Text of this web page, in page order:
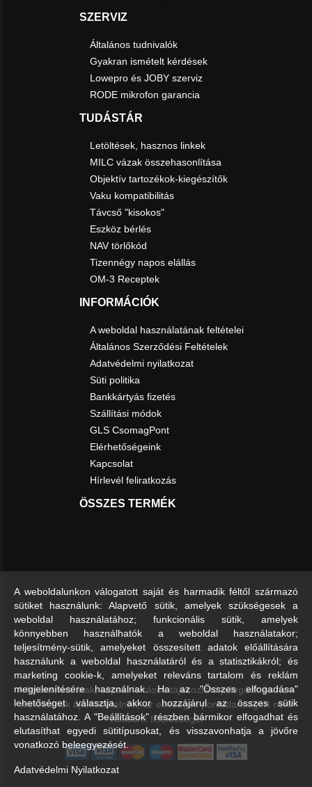
SZERVIZ
Általános tudnivalók
Gyakran ismételt kérdések
Lowepro és JOBY szerviz
RODE mikrofon garancia
TUDÁSTÁR
Letöltések, hasznos linkek
MILC vázak összehasonlítása
Objektív tartozékok-kiegészítők
Vaku kompatibilitás
Távcső "kisokos"
Eszköz bérlés
NAV törlőkód
Tizennégy napos elállás
OM-3 Receptek
INFORMÁCIÓK
A weboldal használatának feltételei
Általános Szerződési Feltételek
Adatvédelmi nyilatkozat
Süti politika
Bankkártyás fizetés
Szállítási módok
GLS CsomagPont
Elérhetőségeink
Kapcsolat
Hírlevél feliratkozás
ÖSSZES TERMÉK
A feltüntetett árak, képek, leírások tájékoztató jellegűek és nem
minősülnek ajánlattételnek, az esetleges pontatlanságért nem
vállalunk felelősséget
A weboldalunkon válogatott saját és harmadik féltől származó
sütiket használunk: Alapvető sütik, amelyek szükségesek a
weboldal használatához; funkcionális sütik, amelyek
könnyebben használhatók a weboldal használatakor;
teljesítmény-sütik, amelyeket összesített adatok előállítására
használunk a weboldal használatáról és a statisztikákról; és
marketing cookie-k, amelyeket releváns tartalom és reklám
megjelenítésére használnak. Ha az "Összes elfogadása"
lehetőséget választja, akkor hozzájárul az összes sütik
használatához. A "Beállítások" részben bármikor elfogadhat és
elutasíthat egyedi sütitípusokat, és visszavonhatja a jövőre
vonatkozó beleegyezését.
Adatvédelmi Nyilatkozat